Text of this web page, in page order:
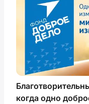
когда одно